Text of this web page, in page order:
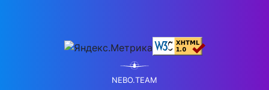
NEBO.TEAM